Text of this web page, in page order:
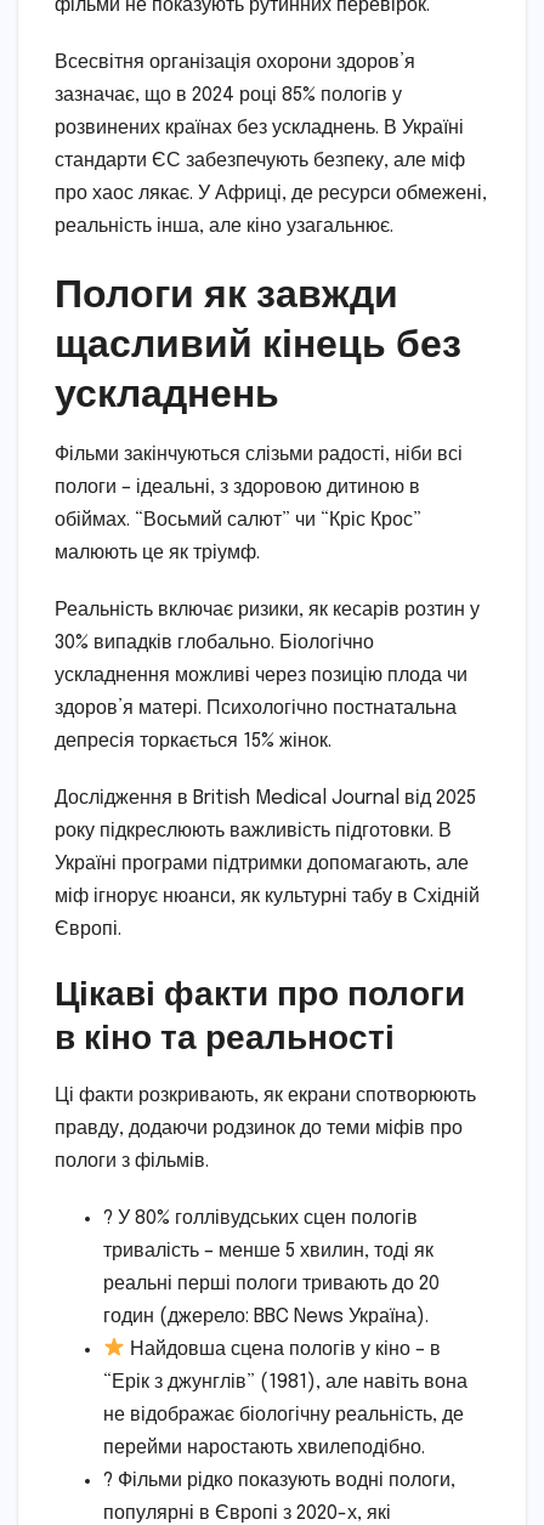
фільми не показують рутинних перевірок.
Всесвітня організація охорони здоров’я
зазначає, що в 2024 році 85% пологів у
розвинених країнах без ускладнень. В Україні
стандарти ЄС забезпечують безпеку, але міф
про хаос лякає. У Африці, де ресурси обмежені,
реальність інша, але кіно узагальнює.
Пологи як завжди
щасливий кінець без
ускладнень
Фільми закінчуються слізьми радості, ніби всі
пологи – ідеальні, з здоровою дитиною в
обіймах. “Восьмий салют” чи “Кріс Крос”
малюють це як тріумф.
Реальність включає ризики, як кесарів розтин у
30% випадків глобально. Біологічно
ускладнення можливі через позицію плода чи
здоров’я матері. Психологічно постнатальна
депресія торкається 15% жінок.
Дослідження в British Medical Journal від 2025
року підкреслюють важливість підготовки. В
Україні програми підтримки допомагають, але
міф ігнорує нюанси, як культурні табу в Східній
Європі.
Цікаві факти про пологи
в кіно та реальності
Ці факти розкривають, як екрани спотворюють
правду, додаючи родзинок до теми міфів про
пологи з фільмів.
? У 80% голлівудських сцен пологів
тривалість – менше 5 хвилин, тоді як
реальні перші пологи тривають до 20
годин (джерело: BBC News Україна).
Найдовша сцена пологів у кіно – в
“Ерік з джунглів” (1981), але навіть вона
не відображає біологічну реальність, де
перейми наростають хвилеподібно.
? Фільми рідко показують водні пологи,
популярні в Європі з 2020-х, які